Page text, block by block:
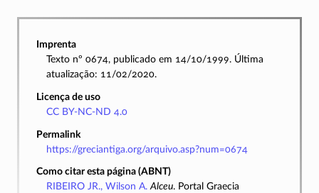
Imprenta
Texto nº 0674, publicado em 14/10/1999. Última
atualização: 11/02/2020.
Licença de uso
CC BY-NC-ND 4.0
Permalink
https://greciantiga.org/arquivo.asp?num=0674
Como citar esta página (ABNT)
RIBEIRO JR., Wilson A. Alceu. Portal Graecia